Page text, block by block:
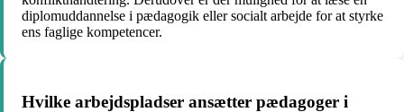
diplomuddannelse i pædagogik eller socialt arbejde for at styrke
ens faglige kompetencer.
Hvilke arbejdspladser ansætter pædagoger i